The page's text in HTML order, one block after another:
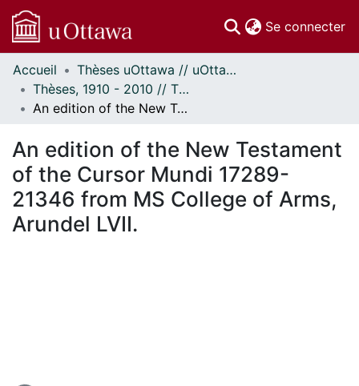
Se connecter
Communautés
et collections
Parcourir
À propos
Accueil
Thèses uOttawa // uOttawa Theses
Thèses, 1910 - 2010 // Theses, 1910 - 2010
An edition of the New Testament of the Cursor Mundi 17289-21346 from MS College of Arms, Arundel LVII.
An edition of the New Testament
of the Cursor Mundi 17289-
21346 from MS College of Arms,
Arundel LVII.